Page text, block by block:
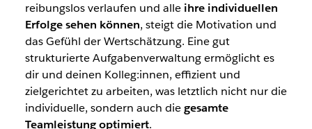
reibungslos verlaufen und alle ihre individuellen
Erfolge sehen können, steigt die Motivation und
das Gefühl der Wertschätzung. Eine gut
strukturierte Aufgabenverwaltung ermöglicht es
dir und deinen Kolleg:innen, effizient und
zielgerichtet zu arbeiten, was letztlich nicht nur die
individuelle, sondern auch diegesamte
Teamleistung optimiert.